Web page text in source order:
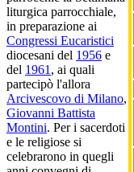
liturgica parrocchiale,
in preparazione ai
Congressi Eucaristici
diocesani del 1956 e
del 1961 , ai quali
partecipò l'allora
Arcivescovo di Milano,
Giovanni Battista
Montini. Per i sacerdoti
e le religiose si
celebrarono in quegli